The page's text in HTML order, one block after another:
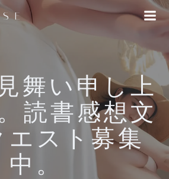
へ
ス
キ
ッ
プ
舞い申し上
読書感想文
エスト募集
中。